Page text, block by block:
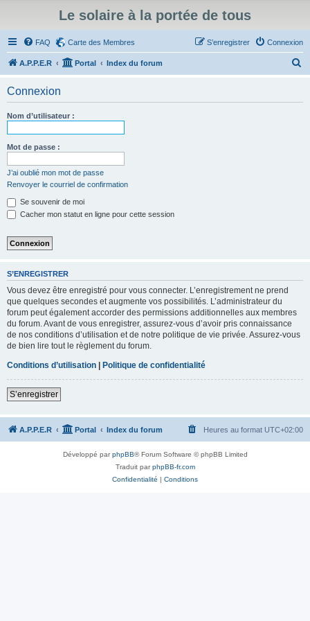
Le solaire à la portée de tous
FAQ Carte des Membres Connexion
S’enregistrer
A.P.P.E.R Portal Index du forum
Connexion
Nom d’utilisateur :
Mot de passe :
J’ai oublié mon mot de passe
Renvoyer le courriel de confirmation
Se souvenir de moi
Cacher mon statut en ligne pour cette session
S’ENREGISTRER
Vous devez être enregistré pour vous connecter. L’enregistrement ne prend
que quelques secondes et augmente vos possibilités. L’administrateur du
forum peut également accorder des permissions additionnelles aux membres
du forum. Avant de vous enregistrer, assurez-vous d’avoir pris connaissance
de nos conditions d’utilisation et de notre politique de vie privée. Assurez-vous
de bien lire tout le règlement du forum.
Conditions d’utilisation | Politique de confidentialité
S’enregistrer
A.P.P.E.R Portal Index du forum Heures au format UTC+02:00
Développé parphpBB® Forum Software © phpBB Limited
Traduit parphpBB-fr.com
Confidentialité | Conditions